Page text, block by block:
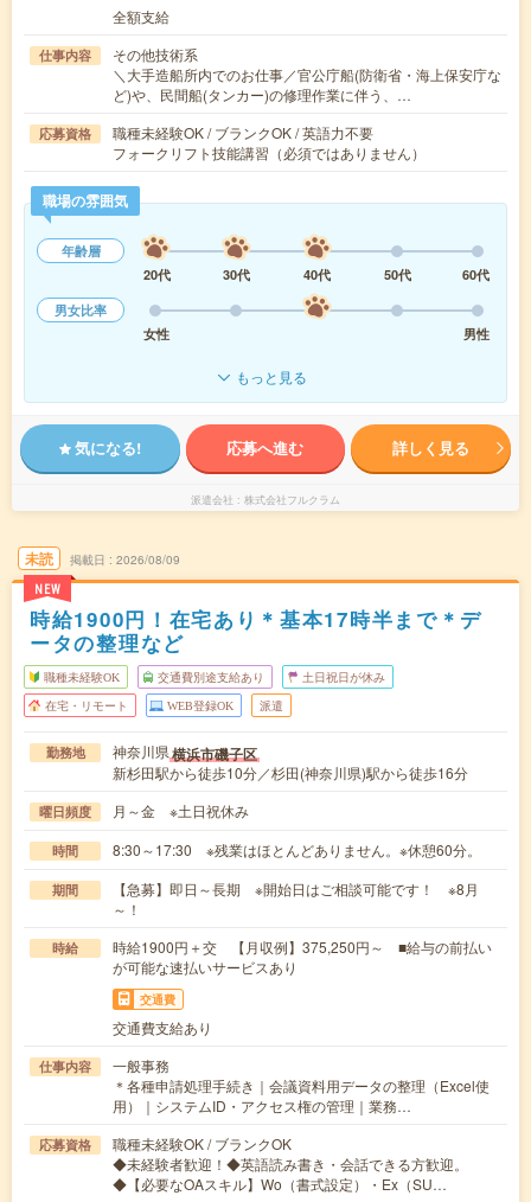
全額支給
仕事内容
その他技術系
＼大手造船所内でのお仕事／官公庁船(防衛省・海上保安庁な
ど)や、民間船(タンカー)の修理作業に伴う、…
応募資格
職種未経験OK / ブランクOK / 英語力不要
フォークリフト技能講習（必須ではありません）
職場の雰囲気
年齢層
20代
30代 40代 50代
60代
男女比率
女性
男性
もっと見る
気になる! 応募へ進む 詳しく見る
派遣会社 株式会社フルクラム
未読
NEW
掲載日 2026/08/09
時給1900円！在宅あり＊基本17時半まで＊デ
ータの整理など
職種未経験OK 交通費別途支給あり 土日祝日が休み
在宅・リモート WEB登録OK 派遣
勤務地 神奈川県横浜市磯子区
新杉田駅から徒歩10分／杉田(神奈川県)駅から徒歩16分
曜日頻度 月～金 ※土日祝休み
時間 8:30～17:30 ※残業はほとんどありません。※休憩60分。
期間
【急募】即日～長期 ※開始日はご相談可能です！ ※8月
～！
時給
時給1900円＋交 【月収例】375,250円～ ■給与の前払い
が可能な速払いサービスあり
交通費
交通費支給あり
仕事内容
一般事務
＊各種申請処理手続き｜会議資料用データの整理（Excel使
用）｜システムID・アクセス権の管理｜業務…
応募資格
職種未経験OK / ブランクOK
◆未経験者歓迎！◆英語読み書き・会話できる方歓迎。
◆【必要なOAスキル】Wo（書式設定）・Ex（SU…